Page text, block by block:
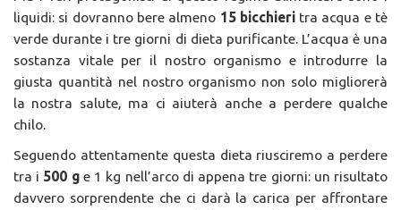
liquidi: si dovranno bere almeno 15 bicchieritra acqua e tè
verde durante i tre giorni di dieta purificante. L’acqua è una
sostanza vitale per il nostro organismo e introdurre la
giusta quantità nel nostro organismo non solo migliorerà
la nostra salute, ma ci aiuterà anche a perdere qualche
chilo.
Seguendo attentamente questa dieta riusciremo a perdere
tra i 500 ge 1 kg nell’arco di appena tre giorni: un risultato
davvero sorprendente che ci darà la carica per affrontare